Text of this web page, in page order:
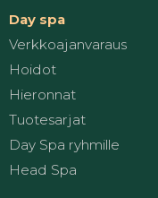
Day spa
Verkkoajanvaraus
Hoidot
Hieronnat
Tuotesarjat
Day Spa ryhmille
Head Spa